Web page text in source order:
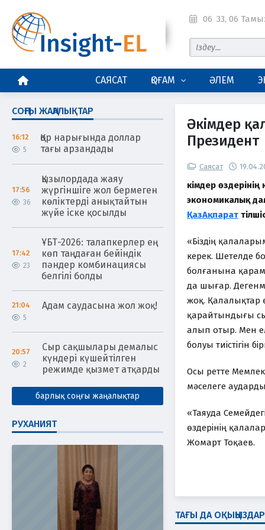
06 33, 06
САЯСАТ ҚОҒАМ ӘЛЕМ
СОҢҒЫ ЖАҢАЛЫҚТАР
16:12
5
Қор нарығында доллар
тағы арзандады
17:56
36
Қызылордада жаяу
жүргіншіге жол бермеген
көліктерді анықтайтын
жүйе іске қосылды
17:42
23
ҰБТ-2026: талапкерлер ең
көп таңдаған бейіндік
пәндер комбинациясы
белгілі болды
21:04
5
Адам саудасына жол жоқ!
20:57
2
Сыр сақшылары демалыс
күндері күшейтілген
режимде қызмет атқарды
барлық соңғы жаңалықтар
РУХАНИЯТ
Әкімдер
Президент
Саясат
Әкімдер
экономикалық
ҚазАқпарат
«Біздің
керек. Шетелде
болғанына
да шығар.
жоқ. Қалалықтар
қарайтындығы
алып отыр. Мен
болуы тиістігін
Осы ретте
мәселеге
«Таяуда
өздерінің
Жомарт Тоқаев.
ТАҒЫ ДА ОҚЫҢЫЗДАР